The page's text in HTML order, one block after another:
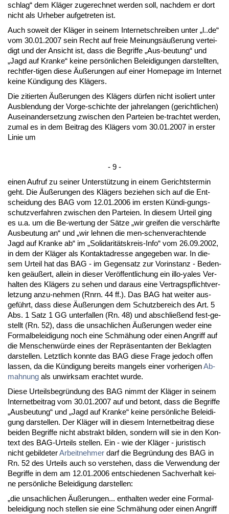
schlag“ dem Kläger zu­ge­rech­net wer­den soll, nach­dem er dort
nicht als Ur­he­ber auf­ge­tre­ten ist.
Auch so­weit der Kläger in sei­nem In­ter­net­schrei­ben un­ter „l..de“
vom 30.01.2007 sein Recht auf freie Mei­nungsäußerung ver­tei­
digt und der An­sicht ist, dass die Be­grif­fe „Aus-beu­tung“ und
„Jagd auf Kran­ke“ kei­ne persönli­chen Be­lei­di­gun­gen dar­stell­ten,
recht­fer-ti­gen die­se Äußerun­gen auf ei­ner Home­page im In­ter­net
kei­ne Kündi­gung des Klägers.
Die zi­tier­ten Äußerun­gen des Klägers dürfen nicht iso­liert un­ter
Aus­blen­dung der Vor­ge-schich­te der jah­re­lan­gen (ge­richt­li­chen)
Aus­ein­an­der­set­zung zwi­schen den Par­tei­en be-trach­tet wer­den,
zu­mal es in dem Bei­trag des Klägers vom 30.01.2007 in ers­ter
Li­nie um
- 9 -
ei­nen Auf­ruf zu sei­ner Un­terstützung in ei­nem Ge­richts­ter­min
geht. Die Äußerun­gen des Klägers be­zie­hen sich auf die Ent­
schei­dung des BAG vom 12.01.2006 im ers­ten Kündi-gungs­
schutz­ver­fah­ren zwi­schen den Par­tei­en. In die­sem Ur­teil ging
es u.a. um die Be-wer­tung der Sätze „wir grei­fen die verschärf­te
Aus­beu­tung an“ und „wir leh­nen die men-schen­ver­ach­ten­de
Jagd auf Kran­ke ab“ im „So­li­da­ritäts­kreis-In­fo“ vom 26.09.2002,
in dem der Kläger als Kon­takt­adres­se an­ge­ge­ben war. In die­
sem Ur­teil hat das BAG - im Ge­gen­satz zur Vor­in­stanz - Be­den­
ken geäußert, al­lein in die­ser Veröffent­li­chung ein il­lo-yales Ver­
hal­ten des Klägers zu se­hen und dar­aus ei­ne Ver­trags­pflicht­ver­
let­zung an­zu-neh­men (Rnrn. 44 ff.). Das BAG hat wei­ter aus­
geführt, dass die­se Äußerun­gen dem Schutz­be­reich des Art. 5
Abs. 1 Satz 1 GG un­ter­fal­len (Rn. 48) und ab­sch­ließend fest-ge­
stellt (Rn. 52), dass die un­sach­li­chen Äußerun­gen we­der ei­ne
For­mal­be­lei­di­gung noch ei­ne Schmähung oder ei­nen An­griff auf
die Men­schenwürde ei­nes der Re­präsen­tan­ten der Be­klag­ten
dar­stel­len. Letzt­lich konn­te das BAG die­se Fra­ge je­doch of­fen
las­sen, da die Kündi­gung be­reits man­gels ei­ner vor­he­ri­genAb­
mah­nung als un­wirk­sam er­ach­tet wur­de.
Die­se Ur­teils­be­gründung des BAG nimmt der Kläger in sei­nem
In­ter­net­bei­trag vom 30.01.2007 auf und be­tont, dass die Be­grif­fe
„Aus­beu­tung“ und „Jagd auf Kran­ke“ kei­ne persönli­che Be­lei­di­
gung dar­stel­len. Der Kläger will in die­sem In­ter­net­bei­trag die­se
bei­den Be­grif­fe nicht abs­trakt bil­den, son­dern will sie in den Kon­
text des BAG-Ur­teils stel­len. Ein - wie der Kläger - ju­ris­tisch
nicht ge­bil­de­terAr­beit­neh­mer darf die Be­gründung des BAG in
Rn. 52 des Ur­teils auch so ver­ste­hen, dass die Ver­wen­dung der
Be­grif­fe in dem am 12.01.2006 ent­schie­de­nen Sach­ver­halt kei­
ne persönli­che Be­lei­di­gung dar­stel­len:
„die un­sach­li­chen Äußerun­gen... ent­hal­ten we­der ei­ne For­mal­
be­lei­di­gung noch stel­len sie ei­ne Schmähung oder ei­nen An­griff